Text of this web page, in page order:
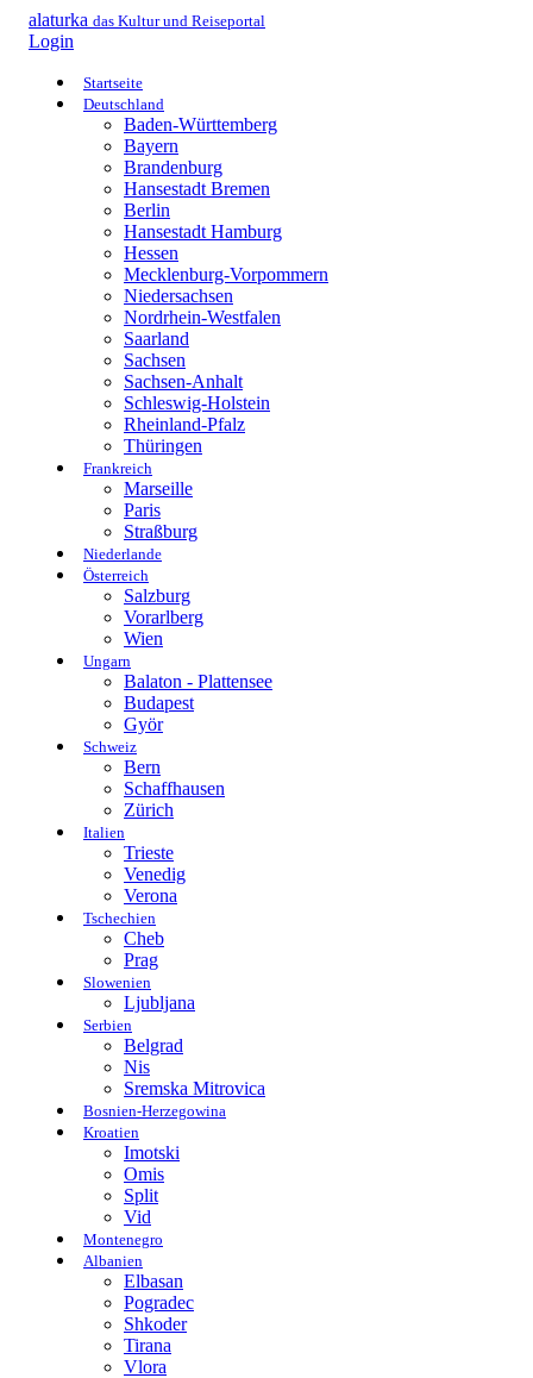
alaturka das Kultur und Reiseportal
Login
Startseite
Deutschland
Baden-Württemberg
Bayern
Brandenburg
Hansestadt Bremen
Berlin
Hansestadt Hamburg
Hessen
Mecklenburg-Vorpommern
Niedersachsen
Nordrhein-Westfalen
Saarland
Sachsen
Sachsen-Anhalt
Schleswig-Holstein
Rheinland-Pfalz
Thüringen
Frankreich
Marseille
Paris
Straßburg
Niederlande
Österreich
Salzburg
Vorarlberg
Wien
Ungarn
Balaton - Plattensee
Budapest
Györ
Schweiz
Bern
Schaffhausen
Zürich
Italien
Trieste
Venedig
Verona
Tschechien
Cheb
Prag
Slowenien
Ljubljana
Serbien
Belgrad
Nis
Sremska Mitrovica
Bosnien-Herzegowina
Kroatien
Imotski
Omis
Split
Vid
Montenegro
Albanien
Elbasan
Pogradec
Shkoder
Tirana
Vlora